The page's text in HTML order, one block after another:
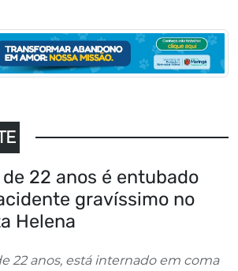
22 anos é entubado
gravíssimo no
Helena
22 anos, está internado em coma